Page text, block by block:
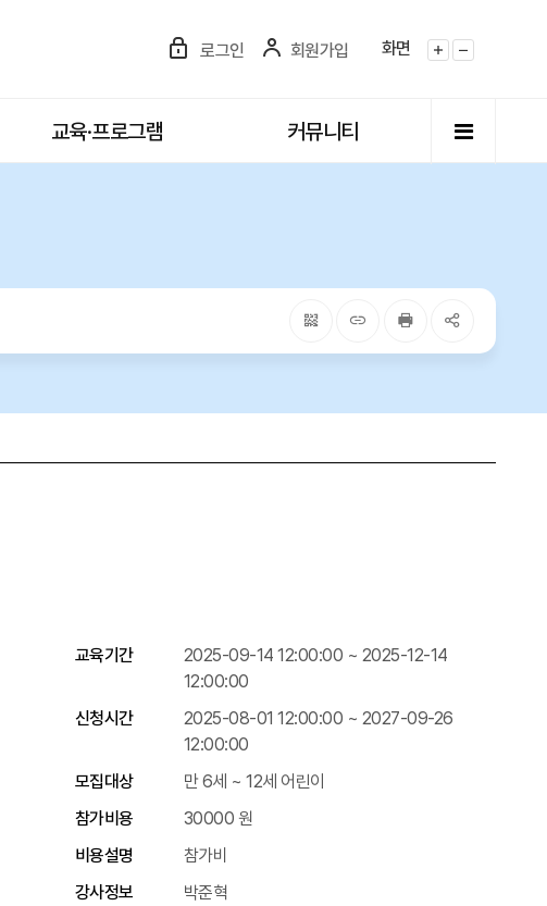
로그인
회원가입
화면
화면확대화면축소
교육·프로그램 커뮤니티 전체메
QRcode 주소복사프린터
교육기간
2025-09-14 12:00:00 ~ 2025-12-14
12:00:00
신청시간
2025-08-01 12:00:00 ~ 2027-09-26
12:00:00
모집대상
만 6세 ~ 12세 어린이
참가비용
30000 원
비용설명
참가비
강사정보
박준혁